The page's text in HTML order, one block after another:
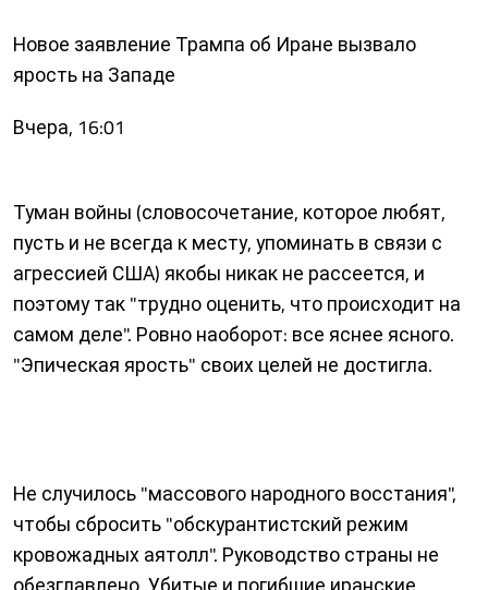
Новое заявление Трампа об Иране вызвало
ярость на Западе
Вчера, 16:01
Туман войны (словосочетание, которое любят,
пусть и не всегда к месту, упоминать в связи с
агрессией США) якобы никак не рассеется, и
поэтому так "трудно оценить, что происходит на
самом деле". Ровно наоборот: все яснее ясного.
"Эпическая ярость" своих целей не достигла.
Не случилось "массового народного восстания",
чтобы сбросить "обскурантистский режим
кровожадных аятолл". Руководство страны не